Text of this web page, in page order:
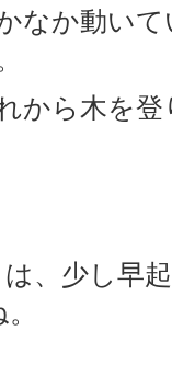
なか動い
から木を
、少し早